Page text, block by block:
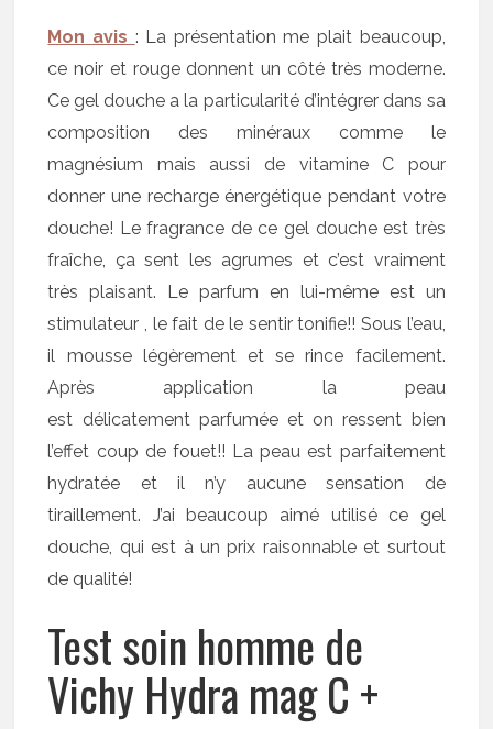
Mon avis : La présentation me plait beaucoup,
ce noir et rouge donnent un côté très moderne.
Ce gel douche a la particularité d’intégrer dans sa
composition des minéraux comme le
magnésium mais aussi de vitamine C pour
donner une recharge énergétique pendant votre
douche! Le fragrance de ce gel douche est très
fraîche, ça sent les agrumes et c’est vraiment
très plaisant. Le parfum en lui-même est un
stimulateur , le fait de le sentir tonifie!! Sous l’eau,
il mousse légèrement et se rince facilement.
Après application la peau
est délicatement parfumée et on ressent bien
l’effet coup de fouet!! La peau est parfaitement
hydratée et il n’y aucune sensation de
tiraillement. J’ai beaucoup aimé utilisé ce gel
douche, qui est à un prix raisonnable et surtout
de qualité!
Test soin homme de
Vichy Hydra mag C +